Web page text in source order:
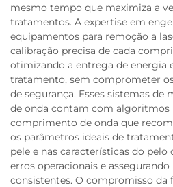
mesmo tempo que maximiza a
tratamentos. A expertise em
equipamentos para remoção a
calibração precisa de cada
otimizando a entrega de energia
tratamento, sem comprometer
de segurança. Esses sistemas
de onda contam com algoritmos
comprimento de onda que
os parâmetros ideais de
pele e nas características do pelo
erros operacionais e
consistentes. O compromisso da